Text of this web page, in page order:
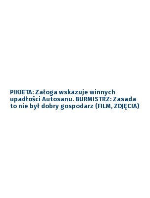
PIKIETA: Załoga wskazuje winnych
upadłości Autosanu. BURMISTRZ: Zasada
to nie był dobry gospodarz (FILM, ZDJĘCIA)